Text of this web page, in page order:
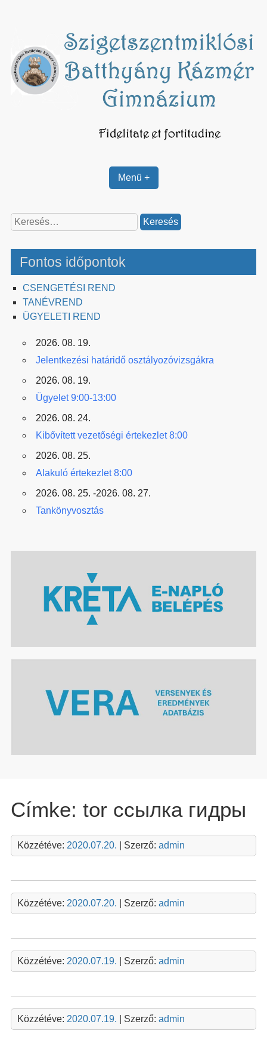
Menü +
Keresés:
Fontos időpontok
CSENGETÉSI REND
TANÉVREND
ÜGYELETI REND
2026. 08. 19.
Jelentkezési határidő osztályozóvizsgákra
2026. 08. 19.
Ügyelet 9:00-13:00
2026. 08. 24.
Kibővített vezetőségi értekezlet 8:00
2026. 08. 25.
Alakuló értekezlet 8:00
2026. 08. 25. -2026. 08. 27.
Tankönyvosztás
Címke: tor ссылка гидры
Közzétéve: 2020.07.20. | Szerző: admin
Közzétéve: 2020.07.20. | Szerző: admin
Közzétéve: 2020.07.19. | Szerző: admin
Közzétéve: 2020.07.19. | Szerző: admin